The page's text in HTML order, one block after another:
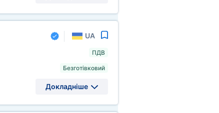
UA
ПДВ
Безготівковий
Докладніше